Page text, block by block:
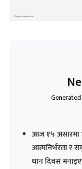
आज १५ असारमा
आत्मनिर्भरता र
धान दिवस